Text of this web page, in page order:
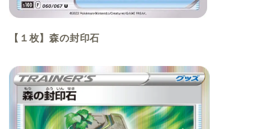
【１枚】森の封印石